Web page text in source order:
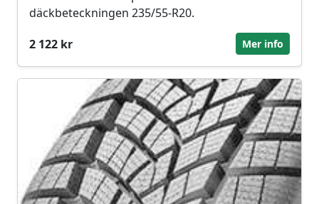
däckbeteckningen 235/55-R20.
2 122 kr
Mer info